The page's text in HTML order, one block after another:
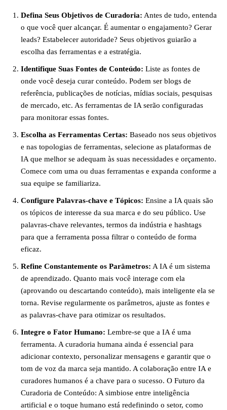
Defina Seus Objetivos de Curadoria: Antes de tudo, entenda
o que você quer alcançar. É aumentar o engajamento? Gerar
leads? Estabelecer autoridade? Seus objetivos guiarão a
escolha das ferramentas e a estratégia.
Identifique Suas Fontes de Conteúdo: Liste as fontes de
onde você deseja curar conteúdo. Podem ser blogs de
referência, publicações de notícias, mídias sociais, pesquisas
de mercado, etc. As ferramentas de IA serão configuradas
para monitorar essas fontes.
Escolha as Ferramentas Certas: Baseado nos seus objetivos
e nas topologias de ferramentas, selecione as plataformas de
IA que melhor se adequam às suas necessidades e orçamento.
Comece com uma ou duas ferramentas e expanda conforme a
sua equipe se familiariza.
Configure Palavras-chave e Tópicos: Ensine a IA quais são
os tópicos de interesse da sua marca e do seu público. Use
palavras-chave relevantes, termos da indústria e hashtags
para que a ferramenta possa filtrar o conteúdo de forma
eficaz.
Refine Constantemente os Parâmetros: A IA é um sistema
de aprendizado. Quanto mais você interage com ela
(aprovando ou descartando conteúdo), mais inteligente ela se
torna. Revise regularmente os parâmetros, ajuste as fontes e
as palavras-chave para otimizar os resultados.
Integre o Fator Humano: Lembre-se que a IA é uma
ferramenta. A curadoria humana ainda é essencial para
adicionar contexto, personalizar mensagens e garantir que o
tom de voz da marca seja mantido. A colaboração entre IA e
curadores humanos é a chave para o sucesso. O Futuro da
Curadoria de Conteúdo: A simbiose entre inteligência
artificial e o toque humano está redefinindo o setor, como